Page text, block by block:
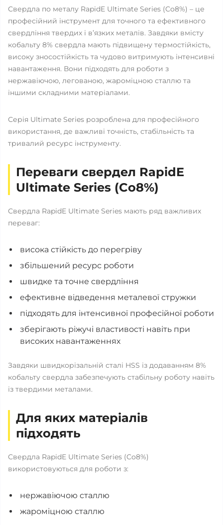
Свердла по металу RapidE Ultimate Series (Co8%) – це
професійний інструмент для точного та ефективного
свердління твердих і в’язких металів. Завдяки вмісту
кобальту 8% свердла мають підвищену термостійкість,
високу зносостійкість та чудово витримують інтенсивні
навантаження. Вони підходять для роботи з
нержавіючою, легованою, жароміцною сталлю та
іншими складними матеріалами.
Серія Ultimate Series розроблена для професійного
використання, де важливі точність, стабільність та
тривалий ресурс інструменту.
Переваги свердел RapidE
Ultimate Series (Co8%)
Свердла RapidE Ultimate Series мають ряд важливих
переваг:
висока стійкість до перегріву
збільшений ресурс роботи
швидке та точне свердління
ефективне відведення металевої стружки
підходять для інтенсивної професійної роботи
зберігають ріжучі властивості навіть при
високих навантаженнях
Завдяки швидкорізальній сталі HSS із додаванням 8%
кобальту свердла забезпечують стабільну роботу навіть
із твердими металами.
Для яких матеріалів
підходять
Свердла RapidE Ultimate Series (Co8%)
використовуються для роботи з:
нержавіючою сталлю
жароміцною сталлю